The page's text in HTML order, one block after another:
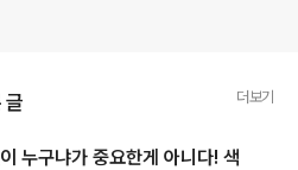
글 더보기
누구냐가 중요한게 아니다! 색